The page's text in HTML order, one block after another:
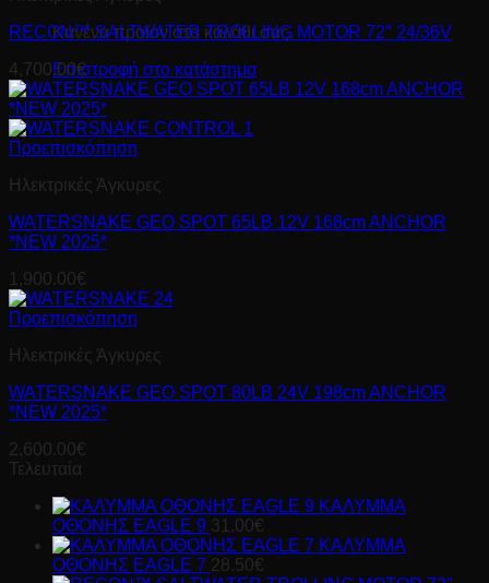
Κανένα προϊόν στο καλάθι σας.
Επιστροφή στο κατάστημα
RECON™ SALTWATER TROLLING MOTOR 72″ 24/36V
4,700.00€
Προεπισκόπηση
Ηλεκτρικές Άγκυρες
WATERSNAKE GEO SPOT 65LB 12V 168cm ANCHOR
*NEW 2025*
1,900.00€
Προεπισκόπηση
Ηλεκτρικές Άγκυρες
WATERSNAKE GEO SPOT 80LB 24V 198cm ANCHOR
*NEW 2025*
2,600.00€
Τελευταία
ΚΑΛΥΜΜΑ
ΟΘΟΝΗΣ EAGLE 9 31.00€
ΚΑΛΥΜΜΑ
ΟΘΟΝΗΣ EAGLE 7 28.50€